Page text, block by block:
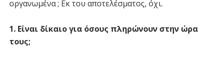
οργανωμένα ; Εκ του αποτελέσματος, όχι.
1. Είναι δίκαιο για όσους πληρώνουν στην ώρα
τους;